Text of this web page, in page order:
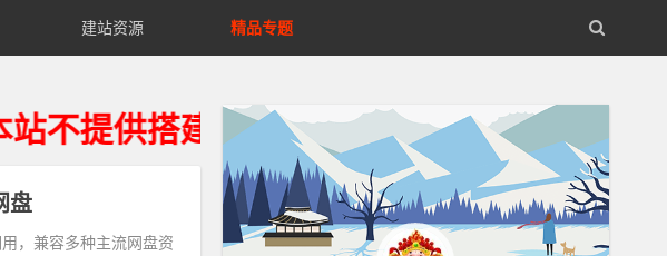
建站资源 精品专题
供搭建运维及技术解答服务、资源来自互
盘
，兼容多种主流网盘资